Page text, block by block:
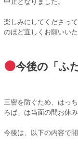
楽しみにしてくださっ
のほど宜しくお願いいた
今後の「ふ
三密を防ぐため、はっ
ろば」は当面の間お休み
今後は、以下の内容で